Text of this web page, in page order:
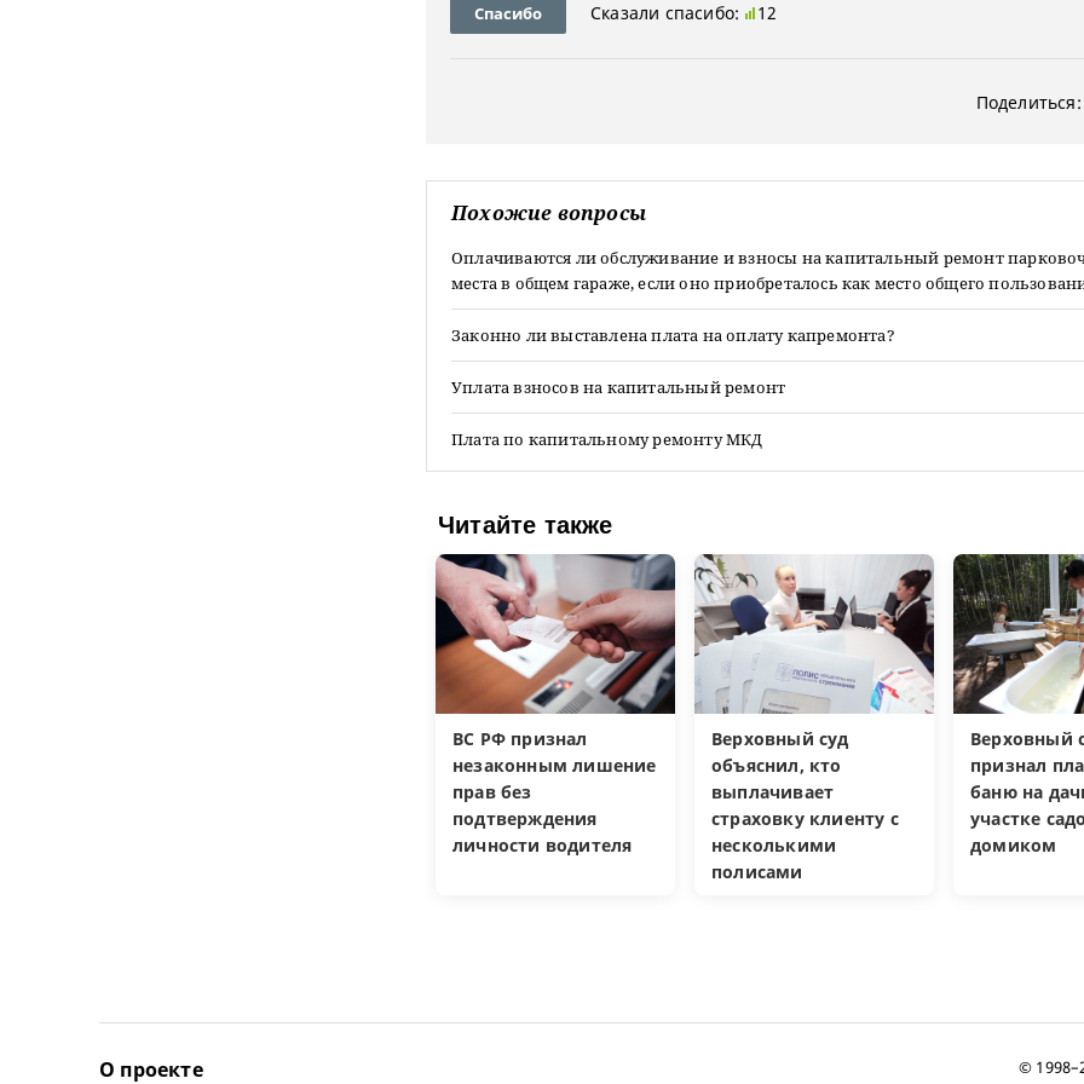
Спасибо Сказали спасибо: 12
Поделиться:
Похожие вопросы
Оплачиваются ли обслуживание и взносы на капитальный ремонт
места в общем гараже, если оно приобреталось как место общего
Законно ли выставлена плата на оплату капремонта?
Уплата взносов на капитальный ремонт
Плата по капитальному ремонту МКД
Читайте также
ВС РФ признал
незаконным лишение
прав без
подтверждения
личности водителя
Верховный суд
объяснил, кто
выплачивает
страховку клиенту с
несколькими
полисами
Верховный
признал
баню на
участке
домиком
О проекте ©